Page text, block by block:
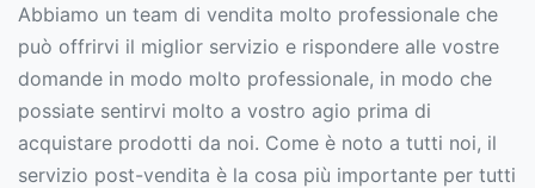
Abbiamo un team di vendita molto professionale che
può offrirvi il miglior servizio e rispondere alle vostre
domande in modo molto professionale, in modo che
possiate sentirvi molto a vostro agio prima di
acquistare prodotti da noi. Come è noto a tutti noi, il
servizio post-vendita è la cosa più importante per tutti